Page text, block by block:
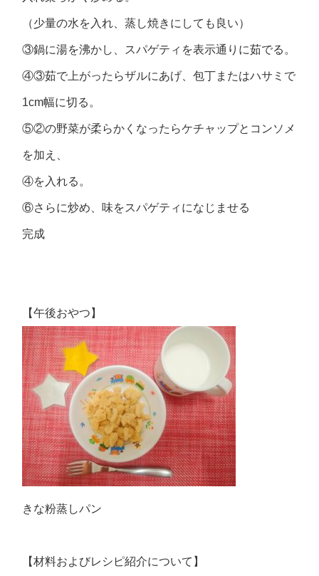
（少量の水を入れ、蒸し焼きにしても良い）
③鍋に湯を沸かし、スパゲティを表示通りに茹でる。
④③茹で上がったらザルにあげ、包丁またはハサミで
1cm幅に切る。
⑤②の野菜が柔らかくなったらケチャップとコンソメ
を加え、
④を入れる。
⑥さらに炒め、味をスパゲティになじませる
完成
【午後おやつ】
きな粉蒸しパン
【材料およびレシピ紹介について】